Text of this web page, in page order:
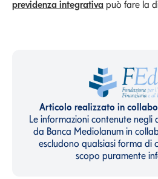
previdenza integrativa può fare la
Articolo realizzato in
Le informazioni contenute
da Banca Mediolanum in
escludono qualsiasi forma di
scopo puramente